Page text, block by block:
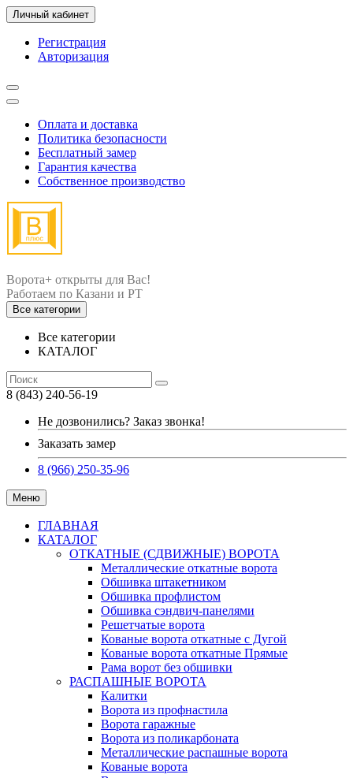
Личный кабинет
Регистрация
Авторизация
Оплата и доставка
Политика безопасности
Бесплатный замер
Гарантия качества
Собственное производство
Ворота+ открыты для Вас!
Все категории
Все категории
КАТАЛОГ
8 (843) 240-56-19
Не дозвонились? Заказ звонка!
Заказать замер
8 (966) 250-35-96
Меню
ГЛАВНАЯ
КАТАЛОГ
ОТКАТНЫЕ (СДВИЖНЫЕ) ВОРОТА
Металлические откатные ворота
Обшивка штакетником
Обшивка профлистом
Обшивка сэндвич-панелями
Решетчатые ворота
Кованые ворота откатные с Дугой
Кованые ворота откатные Прямые
Рама ворот без обшивки
РАСПАШНЫЕ ВОРОТА
Калитки
Ворота из профнастила
Ворота гаражные
Ворота из поликарбоната
Металлические распашные ворота
Кованые ворота